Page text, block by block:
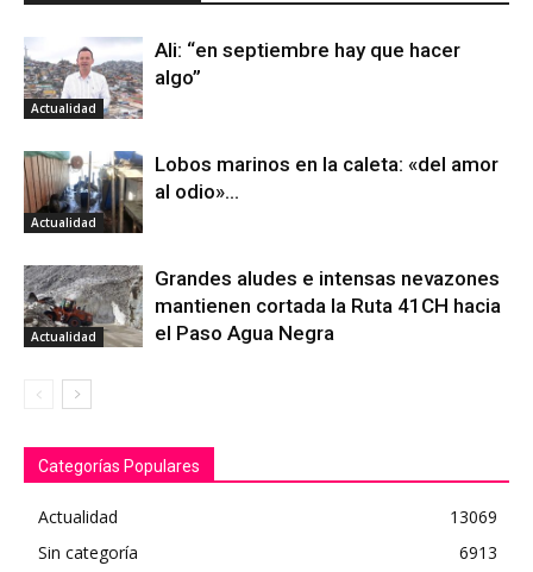
Actualidad
Ali: “en septiembre hay que hacer
algo”
Actualidad
Lobos marinos en la caleta: «del amor
al odio»…
Actualidad
Grandes aludes e intensas nevazones
mantienen cortada la Ruta 41CH hacia
el Paso Agua Negra
Categorías Populares
Actualidad
13069
Sin categoría
6913